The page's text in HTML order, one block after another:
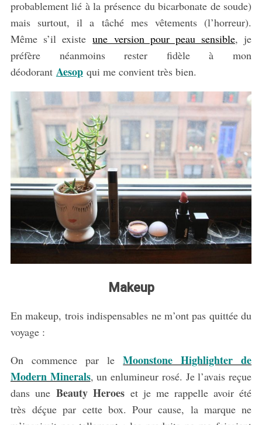
probablement lié à la présence du bicarbonate de soude)
mais surtout, il a tâché mes vêtements (l’horreur).
Même s’il existeune version pour peau sensible, je
préfère néanmoins rester fidèle à mon
déodorant Aesop qui me convient très bien.
Makeup
En makeup, trois indispensables ne m’ont pas quittée du
voyage :
On commence par leMoonstone Highlighter de
Modern Minerals, un enlumineur rosé. Je l’avais reçue
dans une Beauty Heroes et je me rappelle avoir été
très déçue par cette box. Pour cause, la marque ne